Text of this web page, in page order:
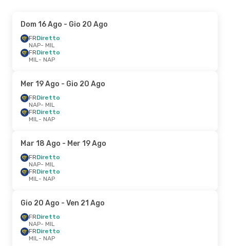
Dom 16 Ago - Gio 20 Ago
FRDiretto
NAP- MIL
FRDiretto
MIL- NAP
Mer 19 Ago - Gio 20 Ago
FRDiretto
NAP- MIL
FRDiretto
MIL- NAP
Mar 18 Ago - Mer 19 Ago
FRDiretto
NAP- MIL
FRDiretto
MIL- NAP
Gio 20 Ago - Ven 21 Ago
FRDiretto
NAP- MIL
FRDiretto
MIL- NAP